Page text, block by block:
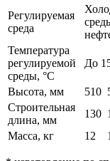
Регулируемая
среда
Температура
регулируемой
среды, °С
До
Высота, мм 510
Строительная
длина, мм
130
Масса, кг
12